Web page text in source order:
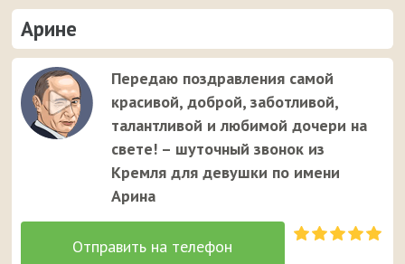
Арине
Передаю поздравления самой
красивой, доброй, заботливой,
талантливой и любимой дочери на
свете! – шуточный звонок из
Кремля для девушки по имени
Арина